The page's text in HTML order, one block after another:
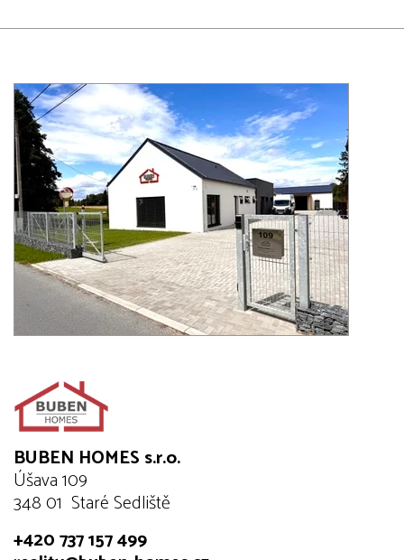
BUBEN HOMES s.r.o.
Úšava 109
348 01 Staré Sedliště
+420 737 157 499